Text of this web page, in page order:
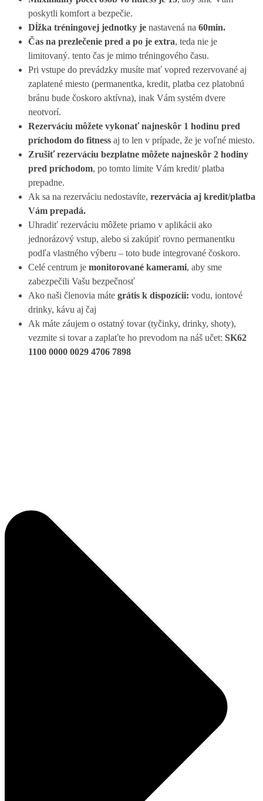
poskytli komfort a bezpečie.
Dĺžka tréningovej jednotky je nastavená na 60min.
Čas na prezlečenie pred a po je extra, teda nie je
limitovaný. tento čas je mimo tréningového času.
Pri vstupe do prevádzky musíte mať vopred rezervované aj
zaplatené miesto (permanentka, kredit, platba cez platobnú
bránu bude čoskoro aktívna), inak Vám systém dvere
neotvorí.
Rezerváciu môžete vykonať najneskôr 1 hodinu pred
príchodom do fitness aj to len v prípade, že je voľné miesto.
Zrušiť rezerváciu bezplatne môžete najneskôr 2 hodiny
pred príchodom, po tomto limite Vám kredit/ platba
prepadne.
Ak sa na rezerváciu nedostavíte, rezervácia aj kredit/platba
Vám prepadá.
Uhradiť rezerváciu môžete priamo v aplikácii ako
jednorázový vstup, alebo si zakúpiť rovno permanentku
podľa vlastného výberu – toto bude integrované čoskoro.
Celé centrum je monitorované kamerami, aby sme
zabezpečili Vašu bezpečnosť
Ako naši členovia máte grátis k dispozícii: vodu, iontové
drinky, kávu aj čaj
Ak máte záujem o ostatný tovar (tyčinky, drinky, shoty),
vezmite si tovar a zaplaťte ho prevodom na náš učet: SK62
1100 0000 0029 4706 7898